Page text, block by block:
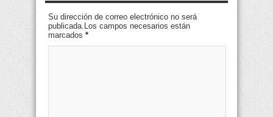
Su dirección de correo electrónico no será
publicada.Los campos necesarios están
marcados *